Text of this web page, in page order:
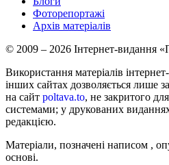
Фоторепортажі
Архів матеріалів
© 2009 – 2026 Інтернет-видання
Використання матеріалів
інших сайтах дозволяється лише
на сайт poltava.to, не закритого
системами; у друкованих
редакцією.
Матеріали, позначені написом ,
основі.